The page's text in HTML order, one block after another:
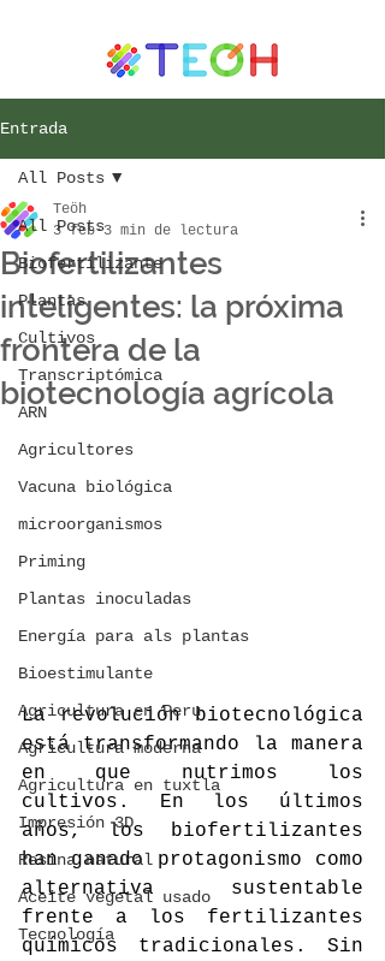
Entrada
All Posts
Biofertilizante
Plantas
Cultivos
Transcriptómica
ARN
Agricultores
Vacuna biológica
microorganismos
Priming
Plantas inoculadas
Energía para als plantas
Bioestimulante
Agricultura en Peru
Agricultura moderna
Agricultura en tuxtla
Impresión 3D
Resina natural
Aceite vegetal usado
Tecnología
All Posts
Biofertilizantes
inteligentes: la próxima
frontera de la
biotecnología agrícola
Teöh
3 feb 3 min de lectura
La revolución biotecnológica
está transformando la manera
en que nutrimos los
cultivos. En los últimos
años, los biofertilizantes
han ganado protagonismo como
alternativa sustentable
frente a los fertilizantes
químicos tradicionales. Sin